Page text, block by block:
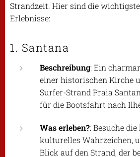
Strandzeit. Hier sind die
Erlebnisse:
1. Santana
Beschreibung: Ein
einer historischen Kirche
Surfer-Strand Praia
für die Bootsfahrt nach
Was erleben?: Besuche
kulturelles Wahrzeichen,
Blick auf den Strand, der